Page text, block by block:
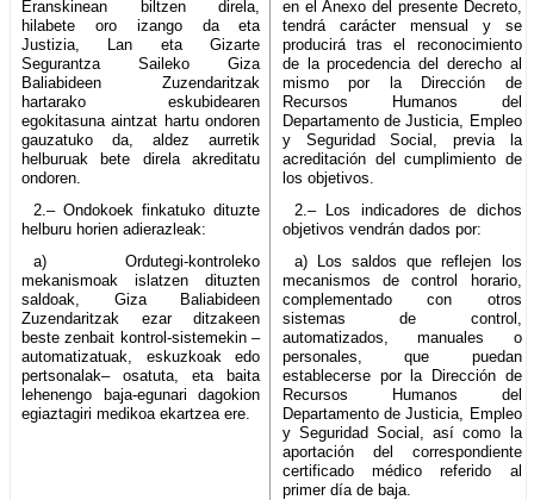
Eranskinean biltzen direla,
hilabete oro izango da eta
Justizia, Lan eta Gizarte
Segurantza Saileko Giza
Baliabideen Zuzendaritzak
hartarako eskubidearen
egokitasuna aintzat hartu ondoren
gauzatuko da, aldez aurretik
helburuak bete direla akreditatu
ondoren.
en el Anexo del presente Decreto,
tendrá carácter mensual y se
producirá tras el reconocimiento
de la procedencia del derecho al
mismo por la Dirección de
Recursos Humanos del
Departamento de Justicia, Empleo
y Seguridad Social, previa la
acreditación del cumplimiento de
los objetivos.
2.– Ondokoek finkatuko dituzte
helburu horien adierazleak:
2.– Los indicadores de dichos
objetivos vendrán dados por:
a) Ordutegi-kontroleko
mekanismoak islatzen dituzten
saldoak, Giza Baliabideen
Zuzendaritzak ezar ditzakeen
beste zenbait kontrol-sistemekin –
automatizatuak, eskuzkoak edo
pertsonalak– osatuta, eta baita
lehenengo baja-egunari dagokion
egiaztagiri medikoa ekartzea ere.
a) Los saldos que reflejen los
mecanismos de control horario,
complementado con otros
sistemas de control,
automatizados, manuales o
personales, que puedan
establecerse por la Dirección de
Recursos Humanos del
Departamento de Justicia, Empleo
y Seguridad Social, así como la
aportación del correspondiente
certificado médico referido al
primer día de baja.